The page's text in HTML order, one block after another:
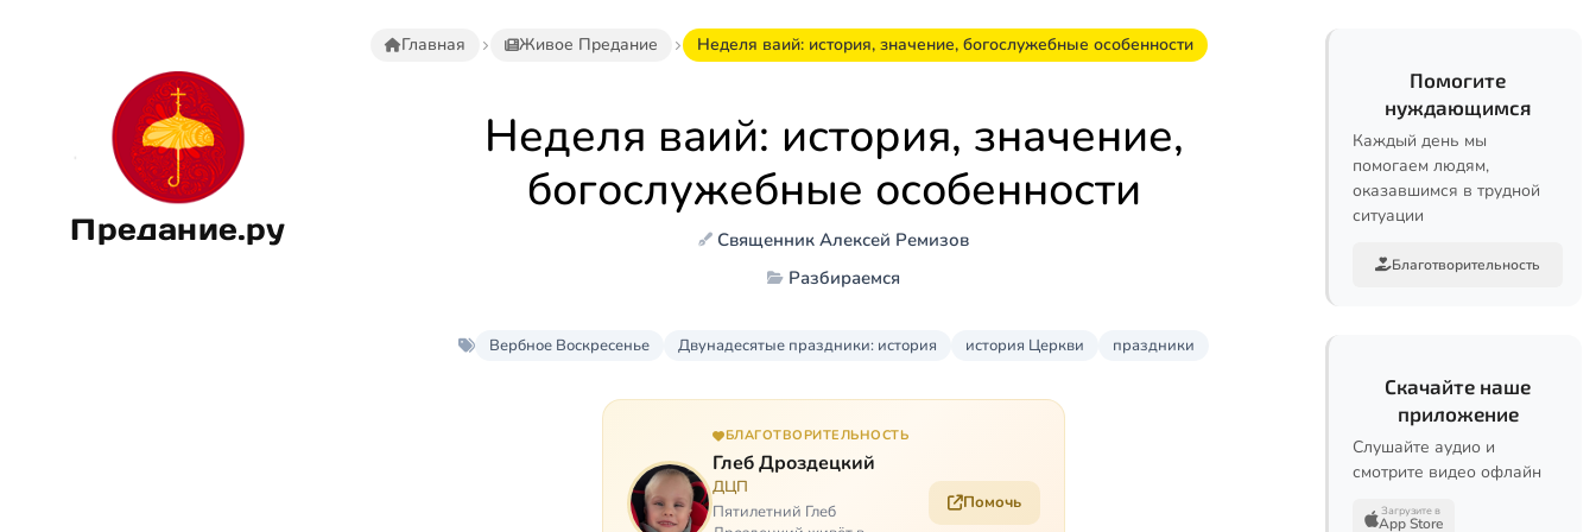
Предание.ру
Главная Живое Предание Неделя ваий: история, значение, богослужебные особенности
Неделя ваий: история, значение,
богослужебные особенности
Священник Алексей Ремизов
Разбираемся
Вербное Воскресенье Двунадесятые праздники: история история Церкви праздники
БЛАГОТВОРИТЕЛЬНОСТЬ
Глеб Дроздецкий
ДЦП
Пятилетний Глеб
Помочь
Помогите
нуждающимся
Каждый день мы
помогаем людям,
оказавшимся в трудной
ситуации
Благотворительность
Скачайте наше
приложение
Слушайте аудио и
смотрите видео офлайн
Загрузите в
App Store